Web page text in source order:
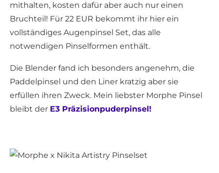
mithalten, kosten dafür aber auch nur einen
Bruchteil! Für 22 EUR bekommt ihr hier ein
vollständiges Augenpinsel Set, das alle
notwendigen Pinselformen enthält.
Die Blender fand ich besonders angenehm, die
Paddelpinsel und den Liner kratzig aber sie
erfüllen ihren Zweck. Mein liebster Morphe Pinsel
bleibt der E3 Präzisionpuderpinsel!